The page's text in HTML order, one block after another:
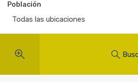
Población
Todas las ubicaciones